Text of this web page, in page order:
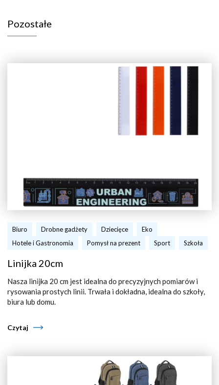
Pozostałe
Biuro Drobne gadżety Dziecięce
Eko
Hotele i Gastronomia
Pomysł na prezent Sport Szkoła
Linijka 20cm
Nasza linijka 20 cm jest idealna do precyzyjnych pomiarów i
rysowania prostych linii. Trwała i dokładna, idealna do szkoły,
biura lub domu.
Czytaj